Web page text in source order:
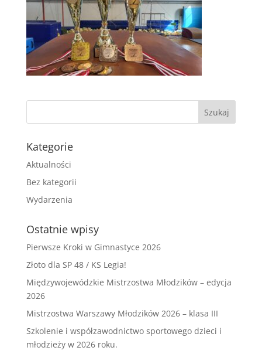
Kategorie
Aktualności
Bez kategorii
Wydarzenia
Ostatnie wpisy
Pierwsze Kroki w Gimnastyce 2026
Złoto dla SP 48 / KS Legia!
Międzywojewódzkie Mistrzostwa Młodzików – edycja
2026
Mistrzostwa Warszawy Młodzików 2026 – klasa III
Szkolenie i współzawodnictwo sportowego dzieci i
młodzieży w 2026 roku.